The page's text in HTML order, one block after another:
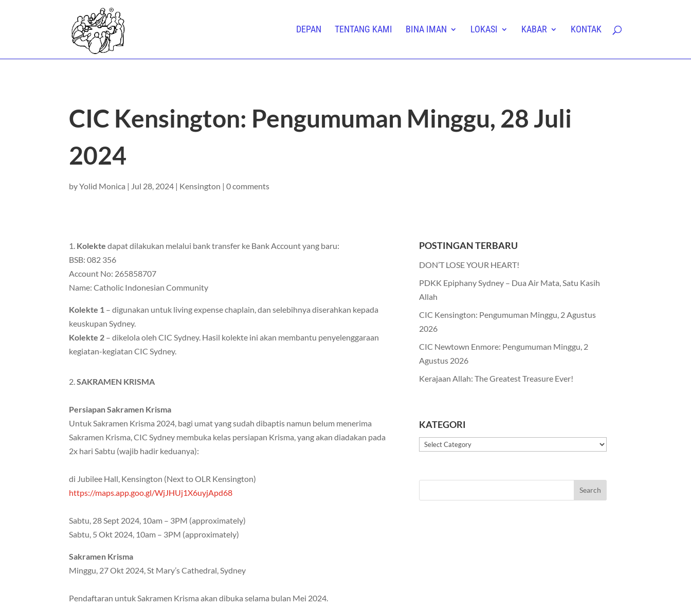
DEPAN TENTANG KAMI BINA IMAN LOKASI KABAR KONTAK
CIC Kensington: Pengumuman Minggu, 28 Juli
2024
byYolid Monica | Jul 28, 2024 | Kensington |0 comments
1. Kolektedapat dilakukan melalui bank transfer ke Bank Account yang baru:
BSB: 082 356
Account No: 265858707
Name: Catholic Indonesian Community
Kolekte 1 – digunakan untuk living expense chaplain, dan selebihnya diserahkan kepada
keuskupan Sydney.
Kolekte 2 – dikelola oleh CIC Sydney. Hasil kolekte ini akan membantu penyelenggaraan
kegiatan-kegiatan CIC Sydney.
2.SAKRAMEN KRISMA
Persiapan Sakramen Krisma
Untuk Sakramen Krisma 2024, bagi umat yang sudah dibaptis namun belum menerima
Sakramen Krisma, CIC Sydney membuka kelas persiapan Krisma, yang akan diadakan pada
2x hari Sabtu (wajib hadir keduanya):
di Jubilee Hall, Kensington (Next to OLR Kensington)
https://maps.app.goo.gl/WjJHUj1X6uyjApd68
Sabtu, 28 Sept 2024, 10am – 3PM (approximately)
Sabtu, 5 Okt 2024, 10am – 3PM (approximately)
Sakramen Krisma
Minggu, 27 Okt 2024, St Mary’s Cathedral, Sydney
Pendaftaran untuk Sakramen Krisma akan dibuka selama bulan Mei 2024.
POSTINGAN TERBARU
DON’T LOSE YOUR HEART!
PDKK Epiphany Sydney – Dua Air Mata, Satu Kasih
Allah
CIC Kensington: Pengumuman Minggu, 2 Agustus
2026
CIC Newtown Enmore: Pengumuman Minggu, 2
Agustus 2026
Kerajaan Allah: The Greatest Treasure Ever!
KATEGORI
Kategori